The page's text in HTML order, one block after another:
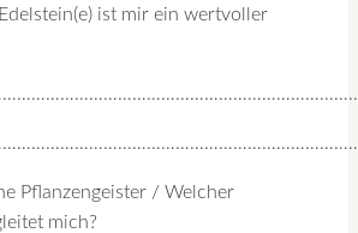
ist mir ein wertvoller
Pflanzengeister / Welcher
mich?